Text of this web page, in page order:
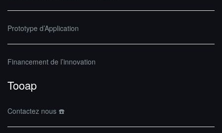
Prototype d’Application
Financement de l’innovation
Tooap
Contactez nous ☎️